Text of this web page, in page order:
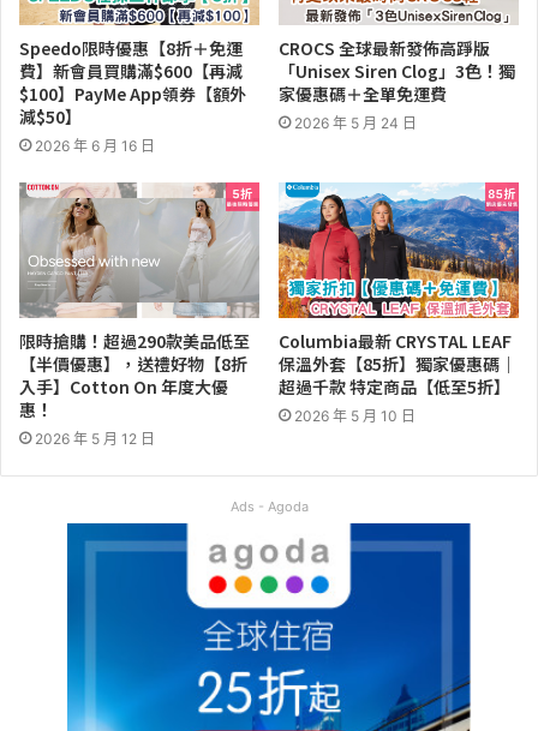
Speedo限時優惠【8折＋免運
費】新會員買購滿$600【再減
$100】PayMe App領券【額外
減$50】
2026 年 6 月 16 日
CROCS 全球最新發佈高踭版
「Unisex Siren Clog」3色！獨
家優惠碼＋全單免運費
2026 年 5 月 24 日
限時搶購！超過290款美品低至
【半價優惠】，送禮好物【8折
入手】Cotton On 年度大優
惠！
2026 年 5 月 12 日
Columbia最新 CRYSTAL LEAF
保溫外套【85折】獨家優惠碼｜
超過千款 特定商品【低至5折】
2026 年 5 月 10 日
Ads - Agoda